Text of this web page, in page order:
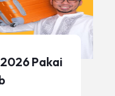
Pakai